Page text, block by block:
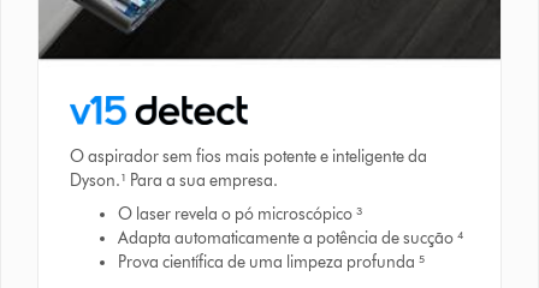
O aspirador sem fios mais potente e inteligente da
Dyson.¹ Para a sua empresa.
O laser revela o pó microscópico ³
Adapta automaticamente a potência de sucção ⁴
Prova científica de uma limpeza profunda ⁵